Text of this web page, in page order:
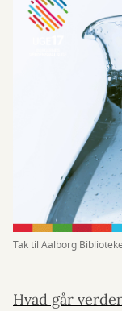
Tak til Aalborg
Hvad går